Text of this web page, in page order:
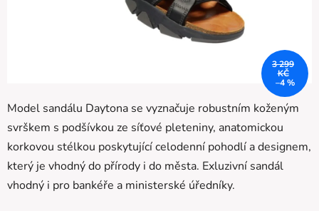
Model sandálu Daytona se vyznačuje robustním koženým
svrškem s podšívkou ze síťové pleteniny, anatomickou
korkovou stélkou poskytující celodenní pohodlí a designem,
který je vhodný do přírody i do města. Exluzivní sandál
vhodný i pro bankéře a ministerské úředníky.
3 299
KČ
–4 %